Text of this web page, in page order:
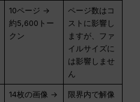
10ページ →
約5,600トー
クン
ページ数はコ
ストに影響し
ますが、ファ
イルサイズに
は影響しませ
ん
14枚の画像 →
限界内で解像